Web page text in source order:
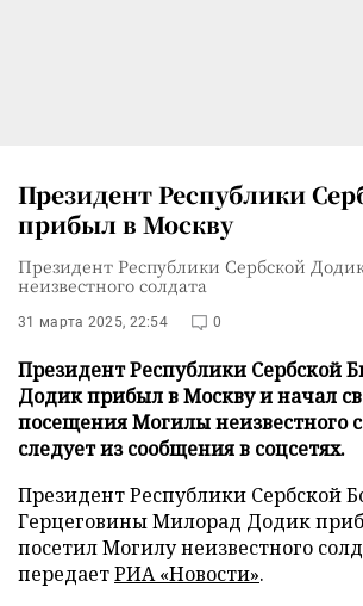
Президент Республики
прибыл в Москву
Президент Республики Сербской
неизвестного солдата
31 марта 2025, 22:54 0
Президент Республики Сербской
Додик прибыл в Москву и начал
посещения Могилы неизвестного
следует из сообщения в соцсетях.
Президент Республики Сербской
Герцеговины Милорад Додик
посетил Могилу неизвестного
передаетРИА «Новости».